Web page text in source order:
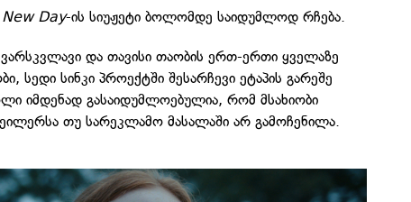
Day-ის სიუჟეტი ბოლომდე საიდუმლოდ რჩება.
და თავისი თაობის ერთ-ერთი ყველაზე
სედი სინკი პროექტში შესარჩევი ეტაპის გარეშე
იმდენად გასაიდუმლოებულია, რომ მსახიობი
თუ სარეკლამო მასალაში არ გამოჩენილა.